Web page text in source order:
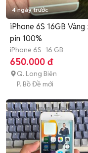
4 ngày trước
iPhone 6S 16GB Vàng
pin 100%
iPhone 6S 16 GB
650.000 đ
Q. Long Biên
P. Bồ Đề mới